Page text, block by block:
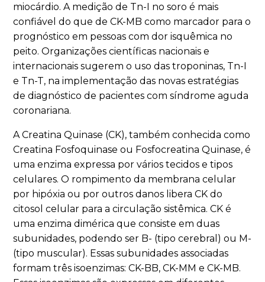
miocárdio. A medição de Tn-I no soro é mais
confiável do que de CK-MB como marcador para o
prognóstico em pessoas com dor isquêmica no
peito. Organizações científicas nacionais e
internacionais sugerem o uso das troponinas, Tn-I
e Tn-T, na implementação das novas estratégias
de diagnóstico de pacientes com síndrome aguda
coronariana.
A Creatina Quinase (CK), também conhecida como
Creatina Fosfoquinase ou Fosfocreatina Quinase, é
uma enzima expressa por vários tecidos e tipos
celulares. O rompimento da membrana celular
por hipóxia ou por outros danos libera CK do
citosol celular para a circulação sistêmica. CK é
uma enzima dimérica que consiste em duas
subunidades, podendo ser B- (tipo cerebral) ou M-
(tipo muscular). Essas subunidades associadas
formam três isoenzimas: CK-BB, CK-MM e CK-MB.